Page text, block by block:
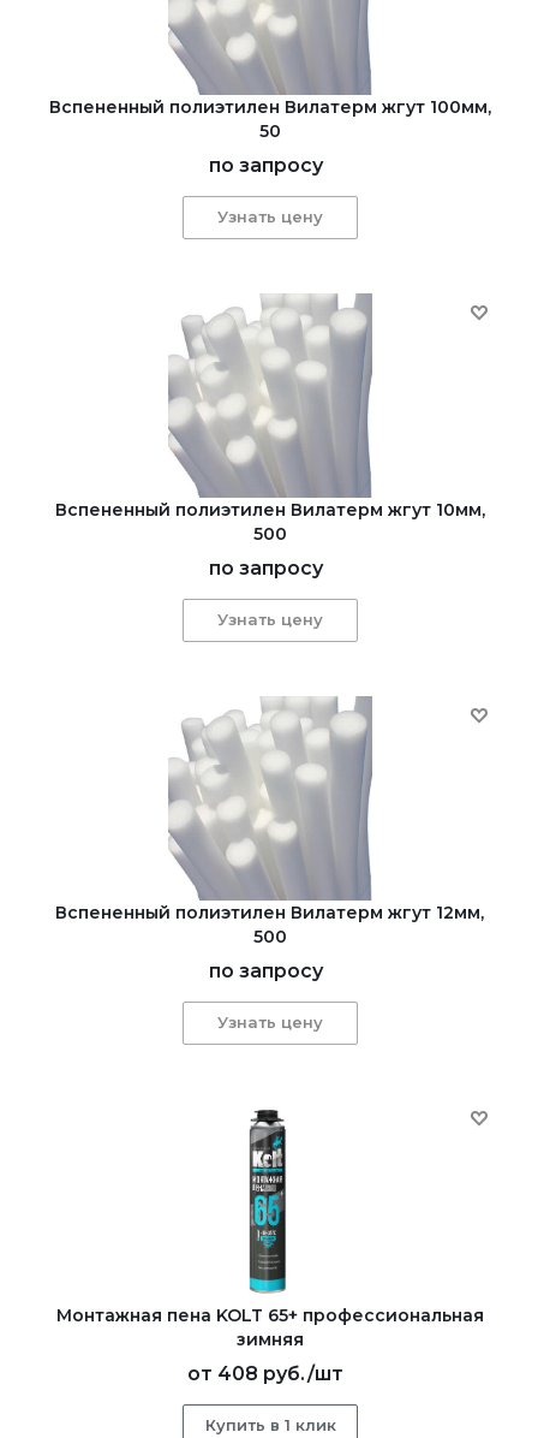
Вспененный полиэтилен Вилатерм жгут 100мм,
50
по запросу
Узнать цену
Вспененный полиэтилен Вилатерм жгут 10мм,
500
по запросу
Узнать цену
Вспененный полиэтилен Вилатерм жгут 12мм,
500
по запросу
Узнать цену
Монтажная пена KOLT 65+ профессиональная
зимняя
от 408 руб./шт
Купить в 1 клик